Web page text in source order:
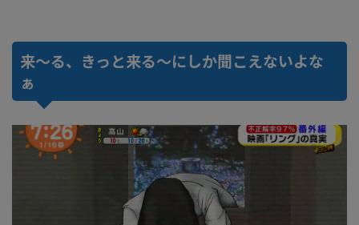
来～る、きっと来る～にしか聞こえないよな
ぁ